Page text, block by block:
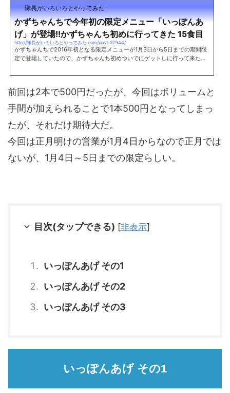
隊長がいろいろとやってみた
かずちゃんちで今年初の限定メニュー「いっぽんあ
げ」が登場!!かずちゃんち初めに行ってきた 15食目
http://隊長がいろいろとやってみた.com/post-27944/
かずちゃんちで2016年初となる限定メニューが1月3日から5日までの期間限
定で登場していたので、かずちゃんち初めついでにゲットしに行って来た。
0円しかないというwたしかいっぽんあげは500円のはず、と思ったら2本で
定、いっぽんあげ(350円)だ。香ばしいかおりがたまらない。一度蒸してか
していてジューシー。シ...
前回は2本で500円だったが、今回はボリュームと
手間が加えられることで1本500円となってしまっ
たが、それだけ期待大だ。
今回は正月明けの営業が1月4日からなので正月では
ないが、1月4日～5日までの限定らしい。
目次(タップできる) [非表示]
いっぽんあげ その1
いっぽんあげ その2
いっぽんあげ その3
いっぽんあげ その1